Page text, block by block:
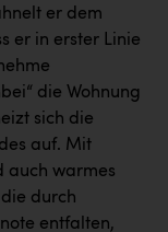
er dem
er in erster Linie
die Wohnung
sich die
auf. Mit
auch warmes
durch
entfalten,